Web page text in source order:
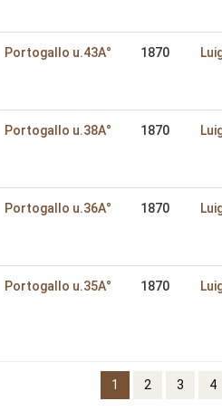
Portogallo u.43A° 1870
Portogallo u.38A° 1870
Portogallo u.36A° 1870
Portogallo u.35A° 1870
1 2 3 4